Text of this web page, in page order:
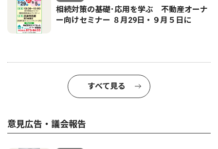
相続対策の基礎･応用を学ぶ 不動産オーナ
ー向けセミナー ８月29日・９月５日に
すべて見る
意見広告・議会報告